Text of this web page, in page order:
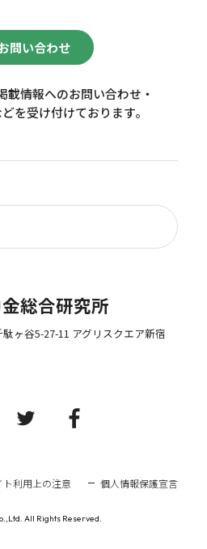
問い合わせ
載情報へのお問い合わせ・
を受け付けております。
総合研究所
ヶ谷5-27-11 アグリスクエア新宿
ト利用上の注意 個人情報保護宣言
All Rights Reserved.